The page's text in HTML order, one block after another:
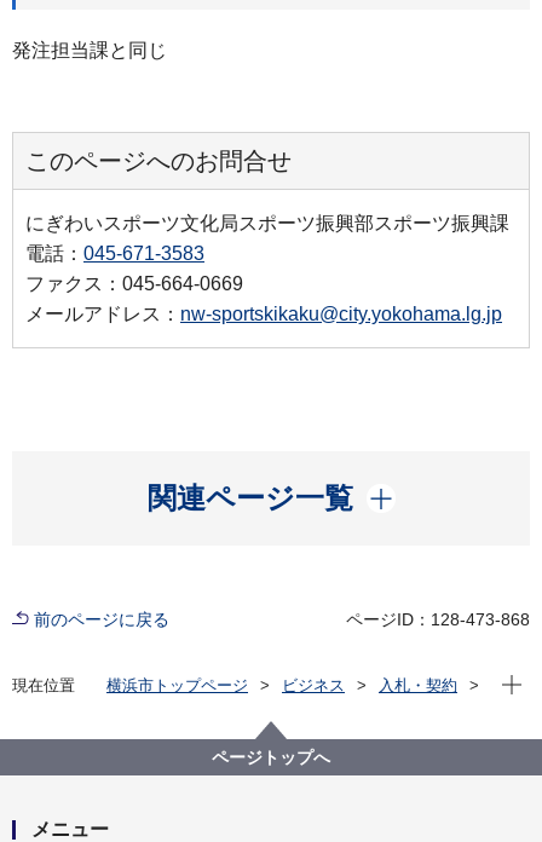
発注担当課と同じ
このページへのお問合せ
にぎわいスポーツ文化局スポーツ振興部スポーツ振興課
電話： 045-671-3583
ファクス：045-664-0669
メールアドレス： nw-sportskikaku@city.yokohama.lg.jp
関連ページ一覧
開く
前のページに戻る ページID：128-473-868
現在位置 横浜市トップページ ビジネス
入札・契約
にぎわいスポーツ文化局
【入札結果公表】【公募型指名競争入札】ＹＯＫＯＨ
ＡＭＡビーチスポーツフェスタ2025設営等業務委託
現在
ページトップへ
メニュー